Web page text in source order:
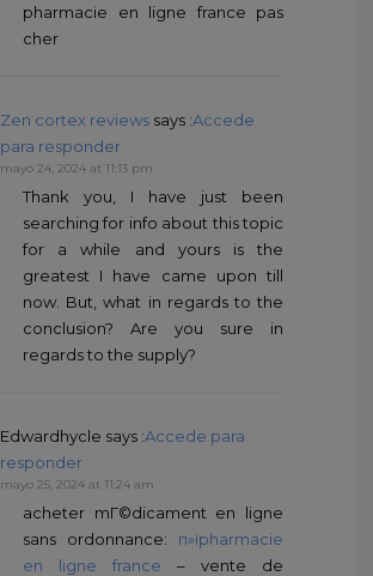
pharmacie en ligne france pas
cher
Zen cortex reviews says :Accede
para responder
mayo 24, 2024 at 11:13 pm
Thank you, I have just been
searching for info about this topic
for a while and yours is the
greatest I have came upon till
now. But, what in regards to the
conclusion? Are you sure in
regards to the supply?
Edwardhycle says :Accede para
responder
mayo 25, 2024 at 11:24 am
acheter mГ©dicament en ligne
sans ordonnance: п»їpharmacie
en ligne france – vente de